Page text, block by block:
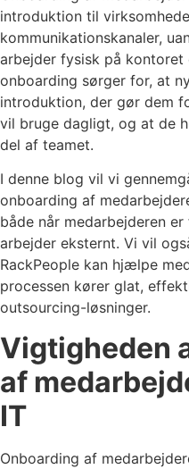
introduktion til
kommunikationskanaler,
arbejder fysisk på kontoret
onboarding sørger for, at
introduktion, der gør dem
vil bruge dagligt, og at de
del af teamet.
I denne blog vil vi
onboarding af
både når medarbejderen
arbejder eksternt. Vi vil
RackPeople kan hjælpe
processen kører glat,
outsourcing-løsninger.
Vigtigheden
af
IT
Onboarding af